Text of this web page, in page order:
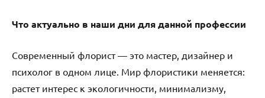
Что актуально в наши дни для данной профессии
Современный флорист — это мастер, дизайнер и
психолог в одном лице. Мир флористики меняется:
растет интерес к экологичности, минимализму,